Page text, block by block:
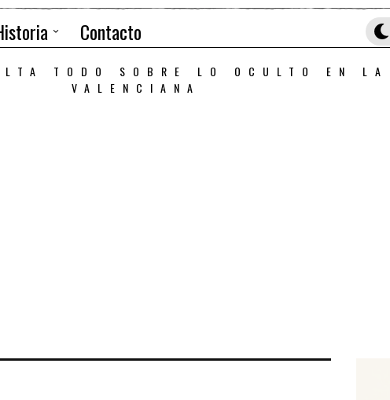
Contacto
TODO SOBRE LO OCULTO EN LA
VALENCIANA